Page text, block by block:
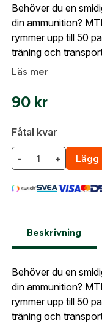
Mitt konto
Kontakta oss
Behöver du en
din ammunition?
rymmer upp till 50
träning och
Läs mer
90 kr
Fåtal kvar
− + Lägg
Beskrivning
Behöver du en
din ammunition?
rymmer upp till 50
träning och
Logga in för att
När du är inloggad
automatiskt enligt
Lösenord:*
Glömt
formuläret så
skapat. I vår FAQ
frågorna gällande
Företag- eller
Org. nummer
Gatuadress:*
Postnummer:*
sortiment.
hårdplast
E-post adress